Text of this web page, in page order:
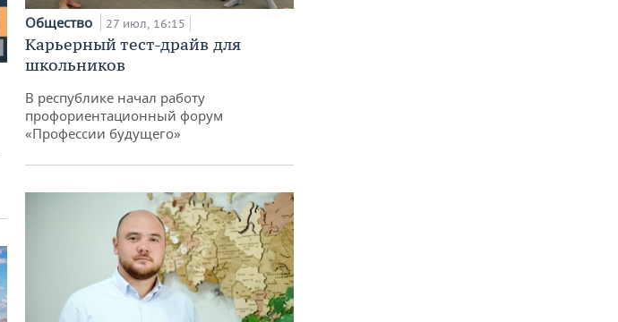
Общество 27 июл, 16:15
Карьерный тест-драйв для
школьников
В республике начал работу
профориентационный форум
«Профессии будущего»